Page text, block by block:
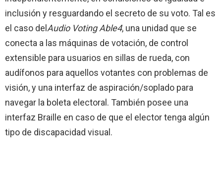
inclusión y resguardando el secreto de su voto. Tal es
el caso del Audio Voting Able4, una unidad que se
conecta a las máquinas de votación, de control
extensible para usuarios en sillas de rueda, con
audífonos para aquellos votantes con problemas de
visión, y una interfaz de aspiración/soplado para
navegar la boleta electoral. También posee una
interfaz Braille en caso de que el elector tenga algún
tipo de discapacidad visual.